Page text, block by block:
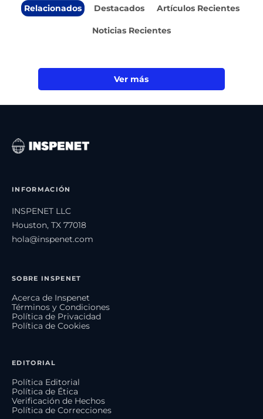
Relacionados Destacados Artículos Recientes
Noticias Recientes
Ver más
INFORMACIÓN
INSPENET LLC
Houston, TX 77018
hola@inspenet.com
SOBRE INSPENET
Acerca de Inspenet
Términos y Condiciones
Política de Privacidad
Política de Cookies
EDITORIAL
Política Editorial
Política de Ética
Verificación de Hechos
Política de Correcciones